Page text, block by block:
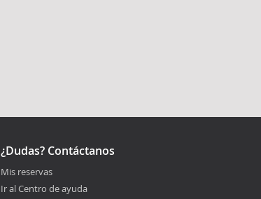
¿Dudas? Contáctanos
Mis reservas
Ir al Centro de ayuda